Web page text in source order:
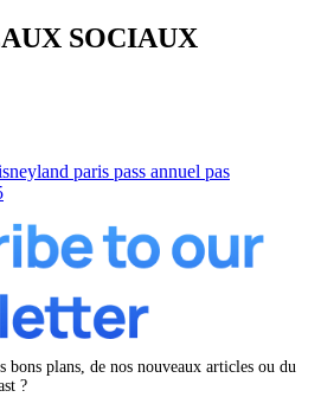
SOCIAUX
bons plans, de nos nouveaux articles ou du
?